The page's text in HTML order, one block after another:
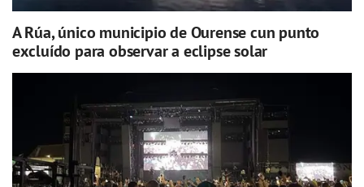
A Rúa, único municipio de Ourense cun punto
excluído para observar a eclipse solar